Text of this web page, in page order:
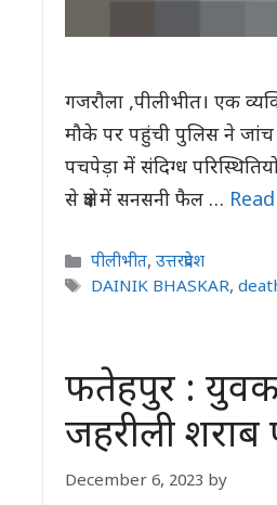
गजरौला ,पीलीभीत। एक
मौके पर पहुंची पुलिस ने जांच
पचपेड़ा में संदिग्ध
से क्षेत्र में सनसनी फैल …
Categories
पीलीभीत,उत्तरप्रदेश
Tags
DAINIK BHASKAR,
फतेहपुर : युवक
जहरीली शराब
December 6, 2023 by